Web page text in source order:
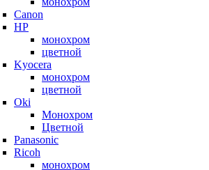
Canon
HP
монохром
цветной
Kyocera
монохром
цветной
Oki
Монохром
Цветной
Panasonic
Ricoh
монохром